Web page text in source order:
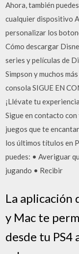
Ahora, también
cualquier dispositivo
personalizar los
Cómo descargar
series y películas de
Simpson y muchos
consola SIGUE EN
¡Llévate tu
Sigue en contacto
juegos que te
los últimos títulos en
puedes: • Averiguar
jugando • Recibir
La aplicación
y Mac te
desde tu PS4